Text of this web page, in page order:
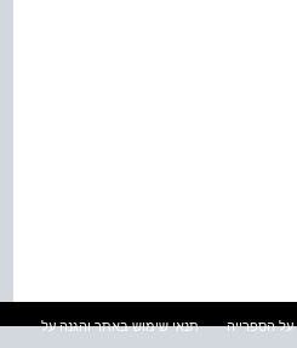
על הספרייה
תנאי שימוש באתר והגנה על